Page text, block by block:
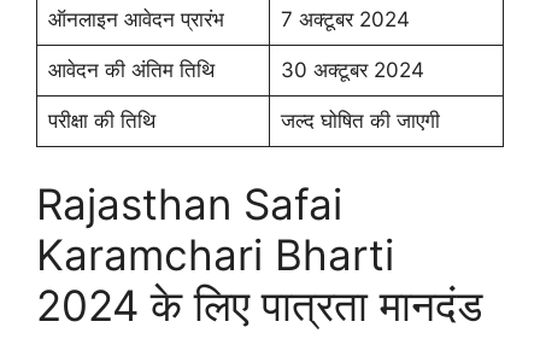
ऑनलाइन आवेदन प्रारंभ 7 अक्टूबर 2024
आवेदन की अंतिम तिथि 30 अक्टूबर 2024
परीक्षा की तिथि जल्द घोषित की जाएगी
Rajasthan Safai
Karamchari Bharti
2024 के लिए पात्रता मानदंड